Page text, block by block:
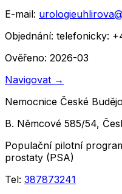
E-mail:
Objednání: telefonicky:
Ověřeno: 2026-03
Navigovat →
Nemocnice České
B. Němcové 585/54,
Populační pilotní
prostaty (PSA)
Tel: 387873241